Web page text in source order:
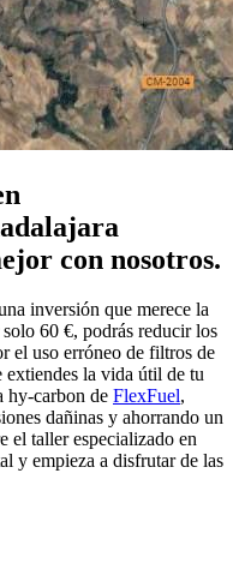
con nosotros.
inversión que merece la
60 €, podrás reducir los
el uso erróneo de filtros de
la vida útil de tu
hy-carbon de FlexFuel,
dañinas y ahorrando un
el taller especializado en
y empieza a disfrutar de las